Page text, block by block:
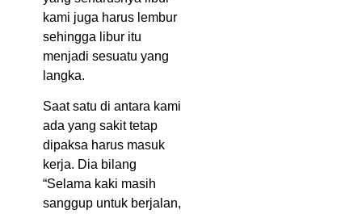
kami juga harus lembur
sehingga libur itu
menjadi sesuatu yang
langka.
Saat satu di antara kami
ada yang sakit tetap
dipaksa harus masuk
kerja. Dia bilang
“Selama kaki masih
sanggup untuk berjalan,